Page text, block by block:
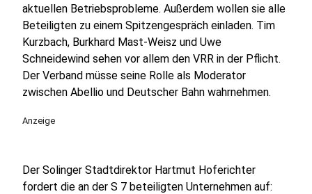
aktuellen Betriebsprobleme. Außerdem wollen sie alle
Beteiligten zu einem Spitzengespräch einladen. Tim
Kurzbach, Burkhard Mast-Weisz und Uwe
Schneidewind sehen vor allem den VRR in der Pflicht.
Der Verband müsse seine Rolle als Moderator
zwischen Abellio und Deutscher Bahn wahrnehmen.
Anzeige
Der Solinger Stadtdirektor Hartmut Hoferichter
fordert die an der S 7 beteiligten Unternehmen auf: